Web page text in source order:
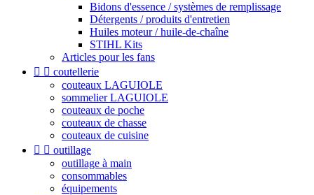
Bidons d'essence / systèmes de remplissage
Détergents / produits d'entretien
Huiles moteur / huile-de-chaîne
STIHL Kits
Articles pour les fans
  coutellerie
couteaux LAGUIOLE
sommelier LAGUIOLE
couteaux de poche
couteaux de chasse
couteaux de cuisine
  outillage
outillage à main
consommables
équipements